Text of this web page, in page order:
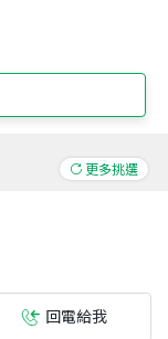
更多挑選
回電給我